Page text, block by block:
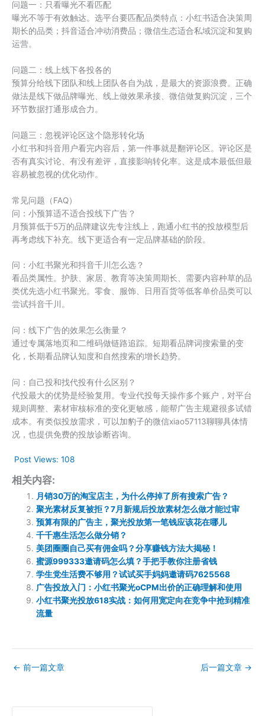
问题一：只看曝光不看匹配
曝光不等于有效触达。选平台要匹配品类特点：小红书适合决策周
期长的品类；抖音适合冲动消费品；微信生态适合私域沉淀和复购
运营。
问题二：线上线下各投各的
预算分给线下团队和线上团队各自为战，是最大的资源浪费。正确
做法是线下做品牌曝光、线上做效果承接、微信做复购沉淀，三个
环节数据打通形成合力。
问题三：忽视评论区这个隐形转化场
小红书和抖音用户看完内容后，第一件事就是翻评论区。评论区是
否有真实讨论、有没有差评，直接影响转化率。这是成本最低但最
容易被忽视的优化动作。
常见问题（FAQ）
问：小预算适不适合投线下广告？
月预算低于5万的品牌建议先专注线上，跑通小红书的投放模型后
再考虑线下补充。线下更适合有一定品牌基础的阶段。
问：小红书聚光和抖音千川怎么选？
看品类属性。护肤、家居、教育等决策周期长、需要内容种草的品
类优先选小红书聚光。零食、服饰、日用百货等低客单价品类可以
尝试抖音千川。
问：线下广告的效果怎么衡量？
通过专属落地页和二维码做链路追踪。短期看品牌词搜索量的变
化，长期看品牌认知度和自然搜索的增长趋势。
问：自己投和找代投有什么区别？
代投最大的优势是经验复用。专业代投每天操作多个账户，对平台
规则调整、素材审核标准的变化更敏感，能帮广告主规避很多试错
成本。有类似投放需求，可以加豹子的微信xiao57113聊聊具体情
况，也提供免费的投放诊断咨询。
Post Views: 108
相关内容:
月销30万的淘宝店主，为什么停掉了所有搜索广告？
聚光素材反复被拒？7月新规后投放素材怎么做才能过审
预算有限的广告主，聚光投放第一笔钱应该花在哪儿
千千惠生活怎么做分销？
美团圈圈自己买有佣金吗？分享赚钱方法大揭秘！
蜜源999333邀请码怎么填？手把手教你注册省钱
学生党生活费不够用？试试买手妈妈邀请码7625568
广告投放入门：小红书聚光oCPM出价的正确理解和使用
小红书聚光投放618实战：如何用宽定向在竞争中抢到精准
流量
← 前一篇文章 后一篇文章 →